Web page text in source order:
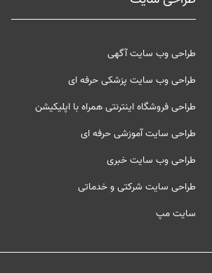
طراحی وب سایت آگهی
طراحی وب سایت پزشکی حرفه ای
طراحی فروشگاه اینترنتی همراه با اپلیکیشن
طراحی سایت آموزشی حرفه ای
طراحی وب سایت خبری
طراحی سایت شرکتی و خدماتی
سایت مپ